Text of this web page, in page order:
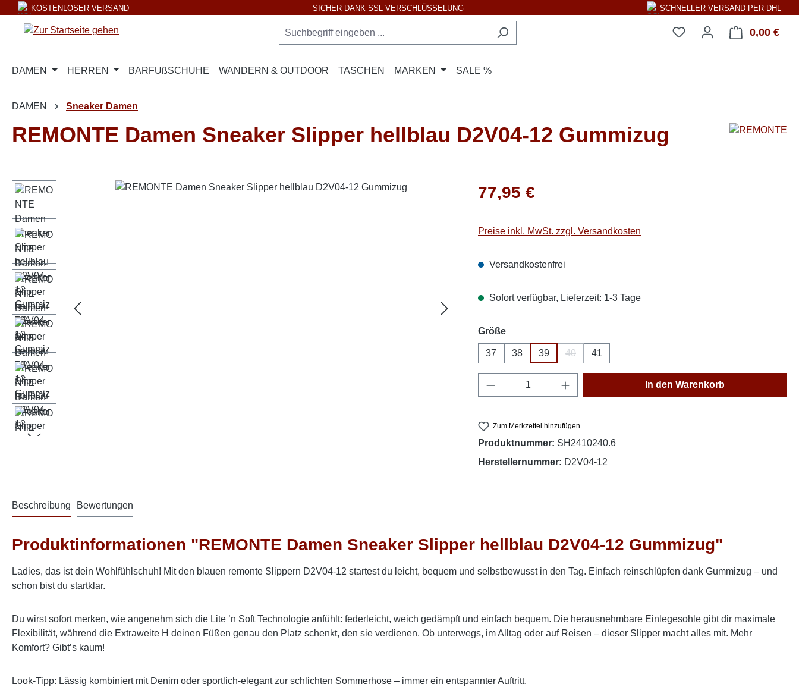
Hauptinhalt springen
Zur Suche springen
Zur Hauptnavigation springen
KOSTENLOSER VERSAND SICHER DANK SSL VERSCHLÜSSELUNG SCHNELLER VERSAND PER DHL
0,00 €
DAMEN HERREN BARFUßSCHUHE WANDERN & OUTDOOR TASCHEN MARKEN SALE %
DAMEN Sneaker Damen
REMONTE Damen Sneaker Slipper hellblau D2V04-12 Gummizug
Bildergalerie überspringen Regulärer Preis:
77,95 €
Preise inkl. MwSt. zzgl. Versandkosten
Versandkostenfrei
Sofort verfügbar, Lieferzeit: 1-3 Tage
Größeauswählen
37 38 39 40 41
Produkt Anzahl: Gib den gewünschten Wert ein
In den Warenkorb
Zum Merkzettel hinzufügen
Produktnummer: SH2410240.6
Herstellernummer: D2V04-12
Beschreibung Bewertungen
Produktinformationen "REMONTE Damen Sneaker Slipper hellblau D2V04-12 Gummizug"
Ladies, das ist dein Wohlfühlschuh! Mit den blauen remonte Slippern D2V04-12 startest du leicht, bequem und selbstbewusst in den Tag. Einfach reinschlüpfen dank Gummizug – und
schon bist du startklar.
Du wirst sofort merken, wie angenehm sich die Lite ’n Soft Technologie anfühlt: federleicht, weich gedämpft und einfach bequem. Die herausnehmbare Einlegesohle gibt dir maximale
Flexibilität, während die Extraweite H deinen Füßen genau den Platz schenkt, den sie verdienen. Ob unterwegs, im Alltag oder auf Reisen – dieser Slipper macht alles mit. Mehr
Komfort? Gibt’s kaum!
Look-Tipp: Lässig kombiniert mit Denim oder sportlich-elegant zur schlichten Sommerhose – immer ein entspannter Auftritt.